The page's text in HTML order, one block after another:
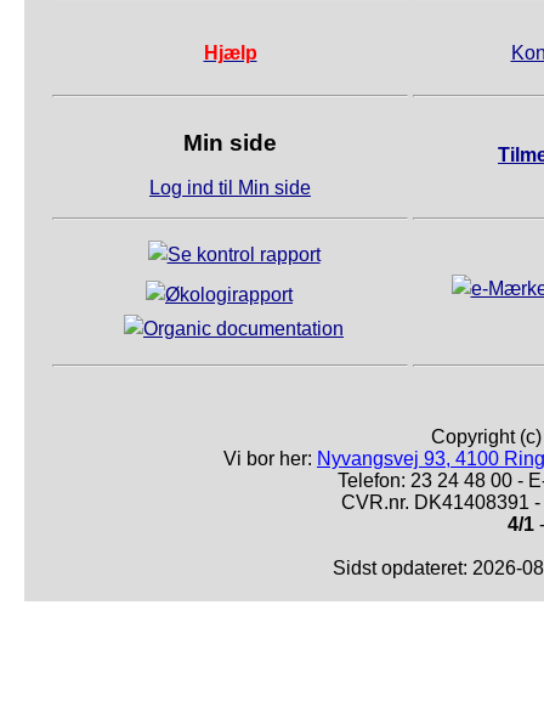
Hjælp
Min side
Log ind til Min side
Copyright
Vi bor her: Nyvangsvej 93, 4100
Telefon: 23 24 48 00 -
CVR.nr. DK41408391
4/1
Sidst opdateret: 2026-